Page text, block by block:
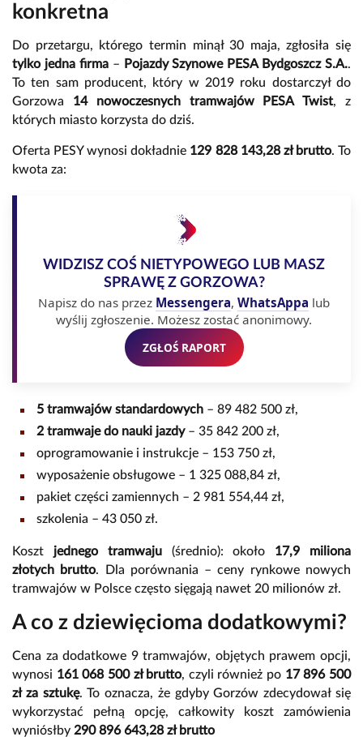
konkretna
Do przetargu, którego termin minął 30 maja, zgłosiła się
tylko jedna firma– Pojazdy Szynowe PESA Bydgoszcz S.A..
To ten sam producent, który w 2019 roku dostarczył do
Gorzowa 14 nowoczesnych tramwajów PESA Twist, z
których miasto korzysta do dziś.
Oferta PESY wynosi dokładnie 129 828 143,28 zł brutto. To
kwota za:
WIDZISZ COŚ NIETYPOWEGO LUB MASZ
SPRAWĘ Z GORZOWA?
Napisz do nas przez Messengera, WhatsAppa lub
wyślij zgłoszenie. Możesz zostać anonimowy.
ZGŁOŚ RAPORT
5 tramwajów standardowych – 89 482 500 zł,
2 tramwaje do nauki jazdy– 35 842 200 zł,
oprogramowanie i instrukcje – 153 750 zł,
wyposażenie obsługowe – 1 325 088,84 zł,
pakiet części zamiennych – 2 981 554,44 zł,
szkolenia – 43 050 zł.
Koszt jednego tramwaju(średnio): około 17,9 miliona
złotych brutto. Dla porównania – ceny rynkowe nowych
tramwajów w Polsce często sięgają nawet 20 milionów zł.
A co z dziewięcioma dodatkowymi?
Cena za dodatkowe 9 tramwajów, objętych prawem opcji,
wynosi 161 068 500 zł brutto, czyli również po 17 896 500
zł za sztukę. To oznacza, że gdyby Gorzów zdecydował się
wykorzystać pełną opcję, całkowity koszt zamówienia
wyniósłby 290 896 643,28 zł brutto